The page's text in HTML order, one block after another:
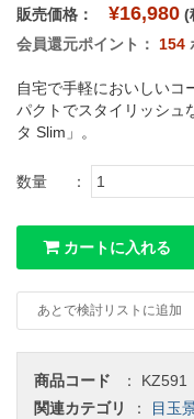
販売価格： ¥16,980 (
会員還元ポイント： 154
自宅で手軽においしいコ
パクトでスタイリッシュ
タ Slim」。
数量 ：
カートに入れる
あとで検討リストに追加
商品コード ： KZ591
関連カテゴリ
： 目玉